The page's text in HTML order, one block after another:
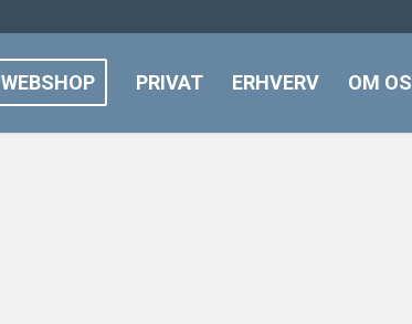
WEBSHOP PRIVAT ERHVERV OM OS